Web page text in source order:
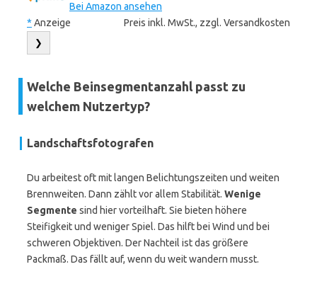
Bei Amazon ansehen
* Anzeige Preis inkl. MwSt., zzgl. Versandkosten
❯
Welche Beinsegmentanzahl passt zu
welchem Nutzertyp?
Landschaftsfotografen
Du arbeitest oft mit langen Belichtungszeiten und weiten
Brennweiten. Dann zählt vor allem Stabilität. Wenige
Segmente sind hier vorteilhaft. Sie bieten höhere
Steifigkeit und weniger Spiel. Das hilft bei Wind und bei
schweren Objektiven. Der Nachteil ist das größere
Packmaß. Das fällt auf, wenn du weit wandern musst.